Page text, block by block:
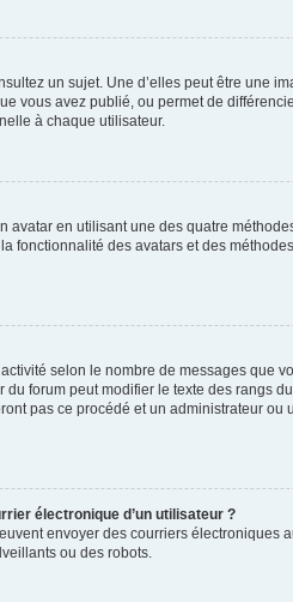
un sujet. Une d’elles peut être une
vous avez publié, ou permet de
à chaque utilisateur.
en utilisant une des quatre
fonctionnalité des avatars et des
selon le nombre de messages que
forum peut modifier le texte des rangs
pas ce procédé et un administrateur
électronique d’un utilisateur ?
envoyer des courriers électroniques
ou des robots.